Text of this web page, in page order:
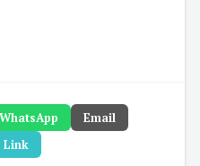
WhatsApp
Email
Link